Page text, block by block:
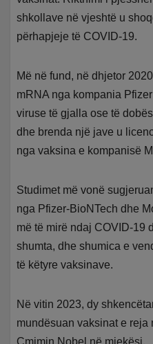
shkollave në vjeshtë u
përhapjeje të COVID-19.
Më në fund, në dhjetor
mRNA nga kompania
viruse të gjalla ose të
dhe brenda një jave u
nga vaksina e kompanisë
Studimet më vonë
nga Pfizer-BioNTech dhe
më të mirë ndaj COVID-19
shumta, dhe shumica e
të këtyre vaksinave.
Në vitin 2023, dy
mundësuan vaksinat e reja